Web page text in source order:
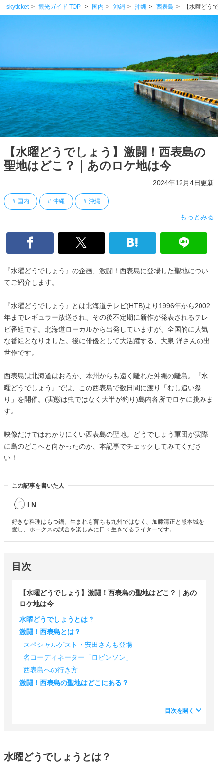
skyticket 観光ガイド TOP 国内 沖縄 沖縄 西表島 【水曜どう
【水曜どうでしょう】激闘！西表島の
聖地はどこ？｜あのロケ地は今
2024年12月4日更新
国内 沖縄 沖縄
もっとみる
『水曜どうでしょう』の企画、激闘！西表島に登場した聖地につい
てご紹介します。
『水曜どうでしょう』とは北海道テレビ(HTB)より1996年から2002
年までレギュラー放送され、その後不定期に新作が発表されるテレ
ビ番組です。北海道ローカルから出発していますが、全国的に人気
な番組となりました。後に俳優として大活躍する、大泉 洋さんの出
世作です。
西表島は北海道はおろか、本州からも遠く離れた沖縄の離島。『水
曜どうでしょう』では、この西表島で数日間に渡り「むし追い祭
り」を開催。(実態は虫ではなく大半が釣り)島内各所でロケに挑みま
す。
映像だけではわかりにくい西表島の聖地。どうでしょう軍団が実際
に島のどこへと向かったのか、本記事でチェックしてみてくださ
い！
この記事を書いた人
I N
好きな料理はもつ鍋。生まれも育ちも九州ではなく、加藤清正と熊本城を
愛し、ホークスの試合を楽しみに日々生きてるライターです。
目次
【水曜どうでしょう】激闘！西表島の聖地はどこ？｜あの
ロケ地は今
水曜どうでしょうとは？
激闘！西表島とは？
スペシャルゲスト・安田さんも登場
名コーディネーター「ロビンソン」
西表島への行き方
激闘！西表島の聖地はどこにある？
目次を開く
水曜どうでしょうとは？